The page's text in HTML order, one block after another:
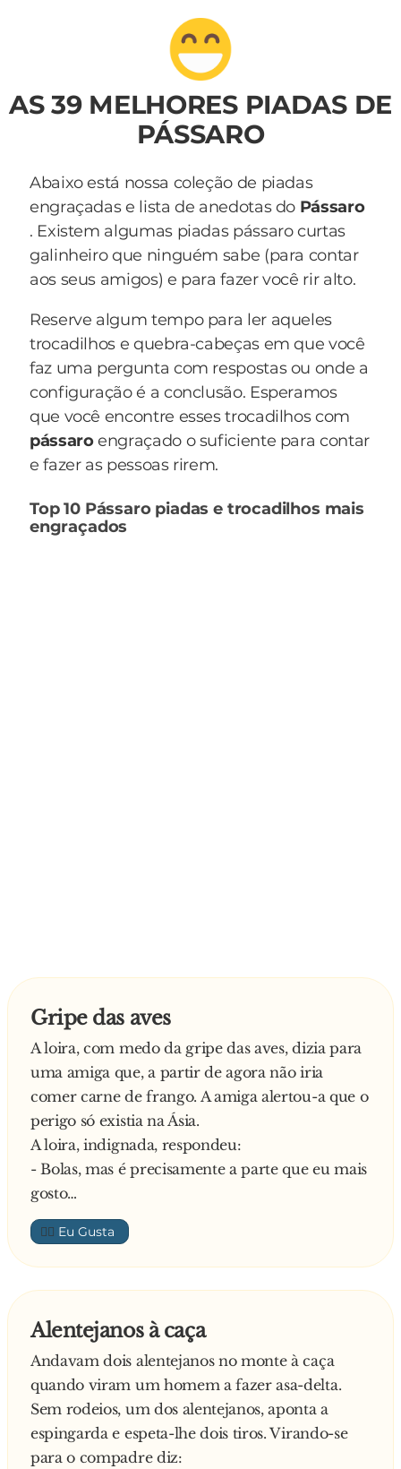
AS 39 MELHORES PIADAS DE
PÁSSARO
Abaixo está nossa coleção de piadas
engraçadas e lista de anedotas do Pássaro
. Existem algumas piadas pássaro curtas
galinheiro que ninguém sabe (para contar
aos seus amigos) e para fazer você rir alto.
Reserve algum tempo para ler aqueles
trocadilhos e quebra-cabeças em que você
faz uma pergunta com respostas ou onde a
configuração é a conclusão. Esperamos
que você encontre esses trocadilhos com
pássaroengraçado o suficiente para contar
e fazer as pessoas rirem.
Top 10 Pássaro piadas e trocadilhos mais
engraçados
Gripe das aves
A loira, com medo da gripe das aves, dizia para
uma amiga que, a partir de agora não iria
comer carne de frango. A amiga alertou-a que o
perigo só existia na Ásia.
A loira, indignada, respondeu:
- Bolas, mas é precisamente a parte que eu mais
gosto…
👍🏼
Alentejanos à caça
Andavam dois alentejanos no monte à caça
quando viram um homem a fazer asa-delta.
Sem rodeios, um dos alentejanos, aponta a
espingarda e espeta-lhe dois tiros. Virando-se
para o compadre diz: